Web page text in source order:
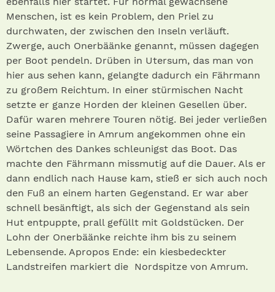
Menschen, ist es kein Problem, den Priel zu
durchwaten, der zwischen den Inseln verläuft.
Zwerge, auch Onerbäänke genannt, müssen dagegen
per Boot pendeln. Drüben in Utersum, das man von
hier aus sehen kann, gelangte dadurch ein Fährmann
zu großem Reichtum. In einer stürmischen Nacht
setzte er ganze Horden der kleinen Gesellen über.
Dafür waren mehrere Touren nötig. Bei jeder verließen
seine Passagiere in Amrum angekommen ohne ein
Wörtchen des Dankes schleunigst das Boot. Das
machte den Fährmann missmutig auf die Dauer. Als er
dann endlich nach Hause kam, stieß er sich auch noch
den Fuß an einem harten Gegenstand. Er war aber
schnell besänftigt, als sich der Gegenstand als sein
Hut entpuppte, prall gefüllt mit Goldstücken. Der
Lohn der Onerbäänke reichte ihm bis zu seinem
Lebensende. Apropos Ende: ein kiesbedeckter
Landstreifen markiert die Nordspitze von Amrum.